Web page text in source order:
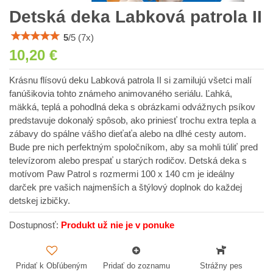
Detská deka Labková patrola II
5/5 (7x)
10,20 €
Krásnu flísovú deku Labková patrola II si zamilujú všetci malí
fanúšikovia tohto známeho animovaného seriálu. Ľahká,
mäkká, teplá a pohodlná deka s obrázkami odvážnych psíkov
predstavuje dokonalý spôsob, ako priniesť trochu extra tepla a
zábavy do spálne vášho dieťaťa alebo na dlhé cesty autom.
Bude pre nich perfektným spoločníkom, aby sa mohli túliť pred
televízorom alebo prespať u starých rodičov. Detská deka s
motívom Paw Patrol s rozmermi 100 x 140 cm je ideálny
darček pre vašich najmenších a štýlový doplnok do každej
detskej izbičky.
Dostupnosť: Produkt už nie je v ponuke
Pridať k Obľúbeným Pridať do zoznamu Strážny pes